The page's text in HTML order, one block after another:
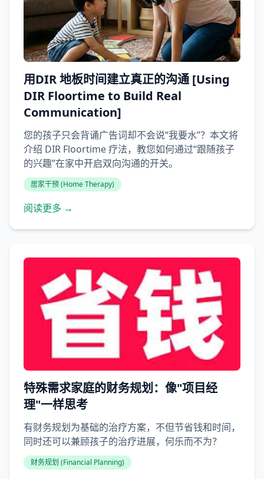
用DIR 地板时间建立真正的沟通 [Using
DIR Floortime to Build Real
Communication]
您的孩子只会背诵广告词却不会说“我要水”？本文将
介绍 DIR Floortime 疗法，教您如何通过“跟随孩子
的兴趣”在家中开启双向沟通的开关。
居家干预 (Home Therapy)
阅读更多 →
特殊需求家庭的财务规划：像"项目经
理"一样思考
有财务规划为基础的治疗方案，不但节省钱和时间，
同时还可以兼顾孩子的治疗进展，何乐而不为？
财务规划 (Financial Planning)